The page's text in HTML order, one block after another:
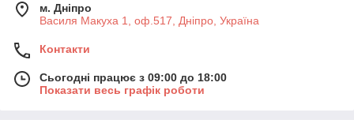
м. Дніпро
Василя Макуха 1, оф.517, Дніпро, Україна
Контакти
Сьогодні працює з 09:00 до 18:00
Показати весь графік роботи